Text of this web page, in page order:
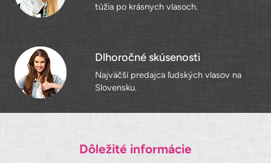
túžia po krásnych vlasoch.
Dlhoročné skúsenosti
Najväčší predajca ľudských vlasov na
Slovensku.
Dôležité informácie